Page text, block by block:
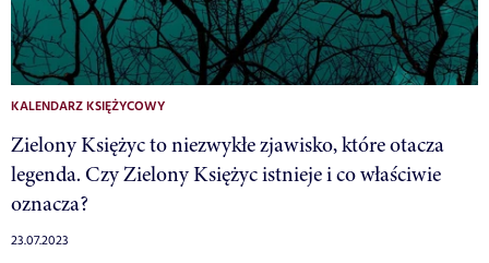
KALENDARZ KSIĘŻYCOWY
Zielony Księżyc to niezwykłe zjawisko, które otacza
legenda. Czy Zielony Księżyc istnieje i co właściwie
oznacza?
23.07.2023